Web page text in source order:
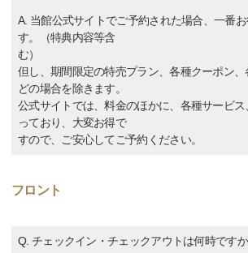
A. 当館公式サイトでご予約された場合、一番
す。（特典内容等含
む）
但し、期間限定の特売プラン、各種クーポン
どの場合を除きます。
公式サイトでは、料金のほかに、各種サービ
っており、大変お得で
すので、ご安心してご予約ください。
フロント
Q. チェックイン・チェックアウトは何時です